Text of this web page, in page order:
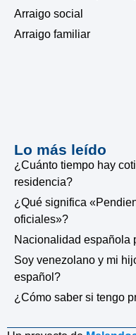
Arraigo social
Arraigo familiar
Lo más leído
¿Cuánto tiempo hay
residencia?
¿Qué significa
oficiales»?
Nacionalidad española
Soy venezolano y mi
español?
¿Cómo saber si tengo